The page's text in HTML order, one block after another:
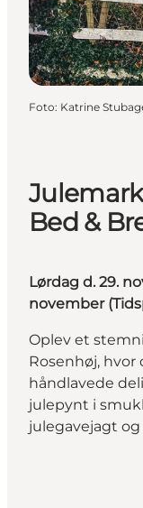
Foto: Katrine
Bed &
Lørdag d. 29.
november
Oplev et
Rosenhøj, hvor
håndlavede
julepynt i
julegavejagt